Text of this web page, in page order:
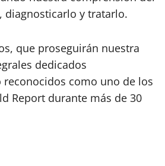
diagnosticarlo y tratarlo.
que proseguirán nuestra
dedicados
como uno de los
Report durante más de 30